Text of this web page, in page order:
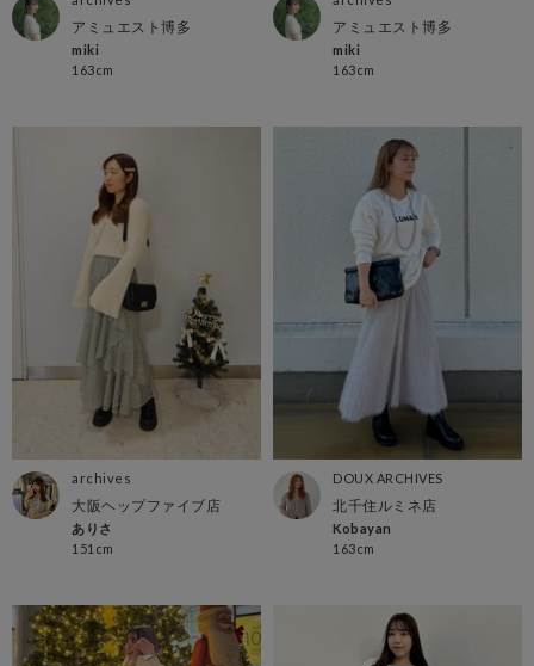
アミュエスト博多
miki
163cm
アミュエスト博多
miki
163cm
archives
大阪ヘップファイブ店
ありさ
151cm
DOUX ARCHIVES
北千住ルミネ店
Kobayan
163cm